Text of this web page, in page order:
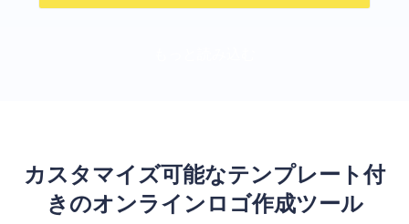
カスタマイズ可能なテンプレート付
きのオンラインロゴ作成ツール